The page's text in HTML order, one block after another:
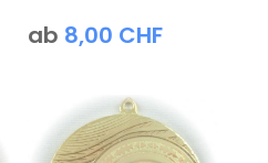
ab 8,00 CHF